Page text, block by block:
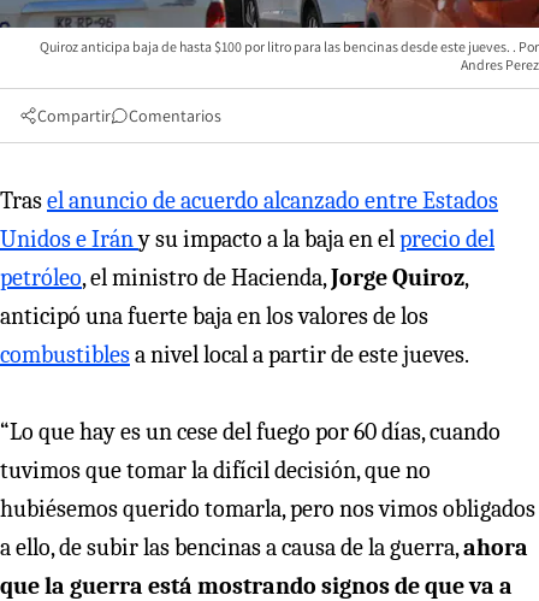
Quiroz anticipa baja de hasta $100 por litro para las bencinas desde este jueves.
Andres Perez
Compartir Comentarios
Trasel anuncio de acuerdo alcanzado entre Estados
Unidos e Irány su impacto a la baja en elprecio del
petróleo, el ministro de Hacienda,Jorge Quiroz,
anticipó una fuerte baja en los valores de los
combustiblesa nivel local a partir de este jueves.
“Lo que hay es un cese del fuego por 60 días, cuando
tuvimos que tomar la difícil decisión, que no
hubiésemos querido tomarla, pero nos vimos obligados
a ello, de subir las bencinas a causa de la guerra,ahora
que la guerra está mostrando signos de que va a